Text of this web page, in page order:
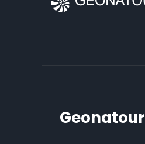
Geonatour